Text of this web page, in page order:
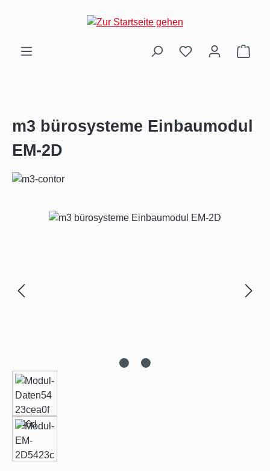
Zum Hauptinhalt springen
m3 bürosysteme Einbaumodul
EM-2D
Bildergalerie überspringen